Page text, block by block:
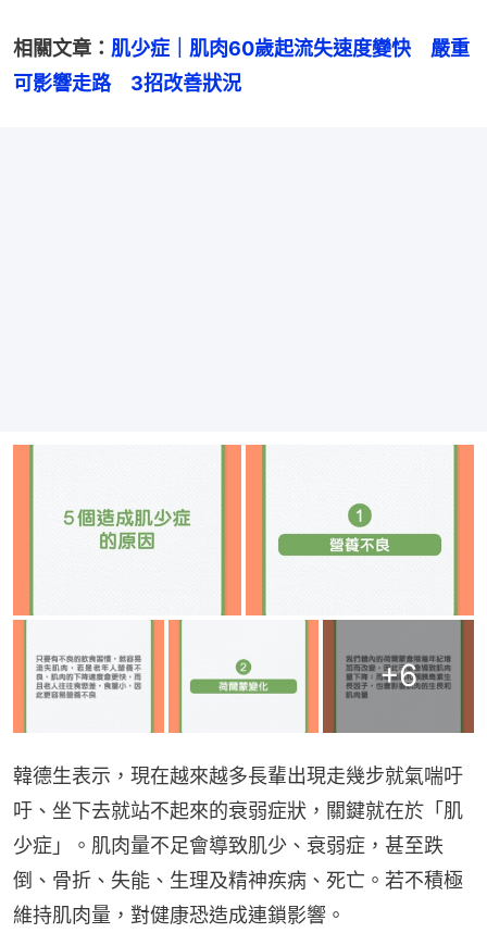
相關文章： 肌少症｜肌肉60歲起流失速度變快　嚴重
可影響走路　3招改善狀況
+6
韓德生表示，現在越來越多長輩出現走幾步就氣喘吁
吁、坐下去就站不起來的衰弱症狀，關鍵就在於「肌
少症」。肌肉量不足會導致肌少、衰弱症，甚至跌
倒、骨折、失能、生理及精神疾病、死亡。若不積極
維持肌肉量，對健康恐造成連鎖影響。